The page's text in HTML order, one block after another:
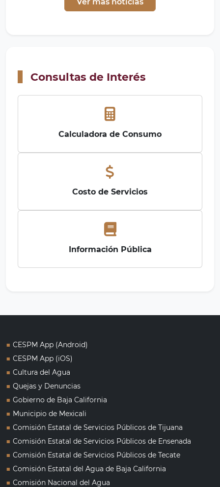
Consultas de Interés
Calculadora de Consumo
Costo de Servicios
Información Pública
■ CESPM App (Android)
■ CESPM App (iOS)
■ Cultura del Agua
■ Quejas y Denuncias
■ Gobierno de Baja California
■ Municipio de Mexicali
■ Comisión Estatal de Servicios Públicos de Tijuana
■ Comisión Estatal de Servicios Públicos de Ensenada
■ Comisión Estatal de Servicios Públicos de Tecate
■ Comisión Estatal del Agua de Baja California
■ Comisión Nacional del Agua